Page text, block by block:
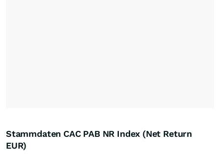
Stammdaten CAC PAB NR Index (Net Return
EUR)